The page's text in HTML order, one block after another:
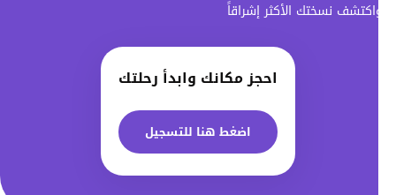
نسختك الأكثر إشراقاً
احجز مكانك وابدأ رحلتك
اضغط هنا للتسجيل